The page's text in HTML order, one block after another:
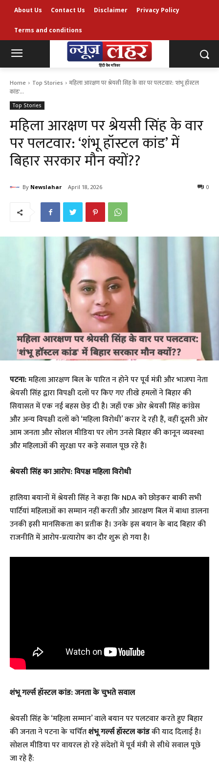
About Us Contact Us Disclaimer Privacy Policy
Terms and conditions
Home Top Stories
महिला आरक्षण पर श्रेयसी सिंह के वार पर पलटवार: 'शंभू हॉस्टल
कांड'...
Top Stories
महिला आरक्षण पर श्रेयसी सिंह के वार
पर पलटवार: ‘शंभू हॉस्टल कांड’ में
बिहार सरकार मौन क्यों??
By Newslahar April 18, 2026 0
पटना:महिला आरक्षण बिल के पारित न होने पर पूर्व मंत्री और भाजपा नेता
श्रेयसी सिंह द्वारा विपक्षी दलों पर किए गए तीखे हमलों ने बिहार की
सियासत में एक नई बहस छेड़ दी है। जहाँ एक ओर श्रेयसी सिंह कांग्रेस
और अन्य विपक्षी दलों को ‘महिला विरोधी’ करार दे रही हैं, वहीं दूसरी ओर
आम जनता और सोशल मीडिया पर लोग उनसे बिहार की कानून व्यवस्था
और महिलाओं की सुरक्षा पर कड़े सवाल पूछ रहे हैं।
श्रेयसी सिंह का आरोप: विपक्ष महिला विरोधी
​हालिया बयानों में श्रेयसी सिंह ने कहा कि NDA को छोड़कर बाकी सभी
पार्टियां महिलाओं का सम्मान नहीं करतीं और आरक्षण बिल में बाधा डालना
उनकी इसी मानसिकता का प्रतीक है। उनके इस बयान के बाद बिहार की
राजनीति में आरोप-प्रत्यारोप का दौर शुरू हो गया है।
शंभू गर्ल्स हॉस्टल कांड: जनता के चुभते सवाल
​श्रेयसी सिंह के ‘महिला सम्मान’ वाले बयान पर पलटवार करते हुए बिहार
की जनता ने पटना के चर्चितशंभू गर्ल्स हॉस्टल कांडकी याद दिलाई है।
सोशल मीडिया पर वायरल हो रहे संदेशों में पूर्व मंत्री से सीधे सवाल पूछे
जा रहे हैं: